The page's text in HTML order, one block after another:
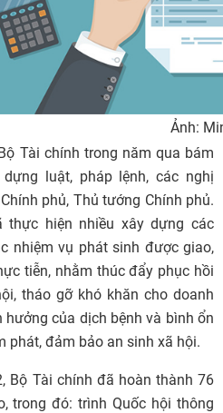
Ảnh:
Tài chính trong năm qua bám
luật, pháp lệnh, các nghị
phủ, Thủ tướng Chính phủ.
thực hiện nhiều xây dựng các
nhiệm vụ phát sinh được giao,
tiễn, nhằm thúc đẩy phục hồi
tháo gỡ khó khăn cho doanh
của dịch bệnh và bình ổn
phát, đảm bảo an sinh xã hội.
Bộ Tài chính đã hoàn thành 76
trong đó: trình Quốc hội thông